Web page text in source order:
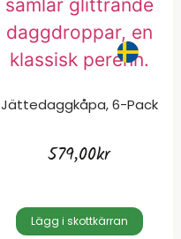
Jättedaggkåpa, 6-Pack
579,00kr
Lägg i skottkärran